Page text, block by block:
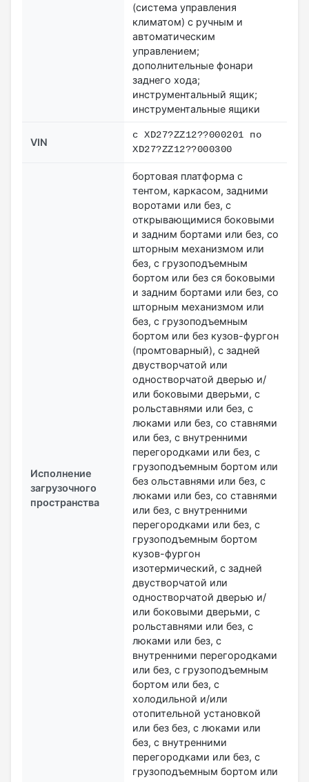
(система управления
климатом) с ручным и
автоматическим
управлением;
дополнительные фонари
заднего хода;
инструментальный ящик;
инструментальные ящики
VIN
с XD27?ZZ12??000201 по
XD27?ZZ12??000300
Исполнение
загрузочного
пространства
бортовая платформа с
тентом, каркасом, задними
воротами или без, с
открывающимися боковыми
и задним бортами или без, со
шторным механизмом или
без, с грузоподъемным
бортом или без ся боковыми
и задним бортами или без, со
шторным механизмом или
без, с грузоподъемным
бортом или без кузов-фургон
(промтоварный), с задней
двустворчатой или
одностворчатой дверью и/
или боковыми дверьми, с
рольставнями или без, с
люками или без, со ставнями
или без, с внутренними
перегородками или без, с
грузоподъемным бортом или
без ольставнями или без, с
люками или без, со ставнями
или без, с внутренними
перегородками или без, с
грузоподъемным бортом
кузов-фургон
изотермический, с задней
двустворчатой или
одностворчатой дверью и/
или боковыми дверьми, с
рольставнями или без, с
люками или без, с
внутренними перегородками
или без, с грузоподъемным
бортом или без, с
холодильной и/или
отопительной установкой
или без без, с люками или
без, с внутренними
перегородками или без, с
грузоподъемным бортом или